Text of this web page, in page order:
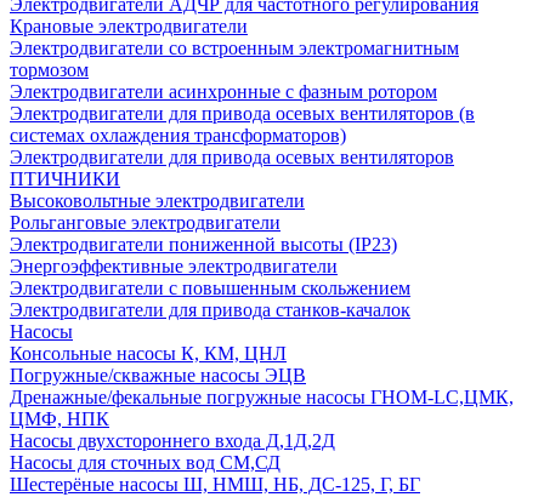
Электродвигатели АДЧР для частотного регулирования
Крановые электродвигатели
Электродвигатели со встроенным электромагнитным
тормозом
Электродвигатели асинхронные с фазным ротором
Электродвигатели для привода осевых вентиляторов (в
системах охлаждения трансформаторов)
Электродвигатели для привода осевых вентиляторов
ПТИЧНИКИ
Высоковольтные электродвигатели
Рольганговые электродвигатели
Электродвигатели пониженной высоты (IP23)
Энергоэффективные электродвигатели
Электродвигатели с повышенным скольжением
Электродвигатели для привода станков-качалок
Насосы
Консольные насосы К, КМ, ЦНЛ
Погружные/скважные насосы ЭЦВ
Дренажные/фекальные погружные насосы ГНОМ-LC,ЦМК,
ЦМФ, НПК
Насосы двухстороннего входа Д,1Д,2Д
Насосы для сточных вод СМ,СД
Шестерёные насосы Ш, НМШ, НБ, ДС-125, Г, БГ